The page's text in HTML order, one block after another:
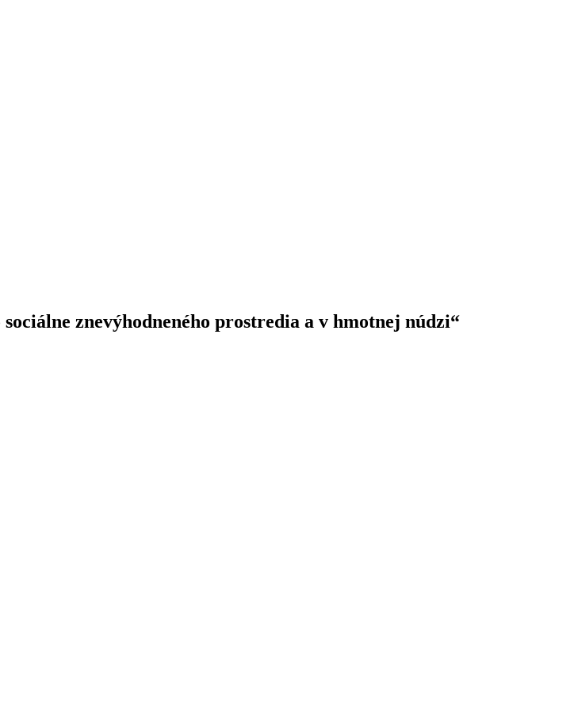
znevýhodneného prostredia a v hmotnej núdzi“